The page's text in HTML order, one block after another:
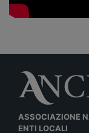
ASSOCIAZIONE
ENTI LOCALI